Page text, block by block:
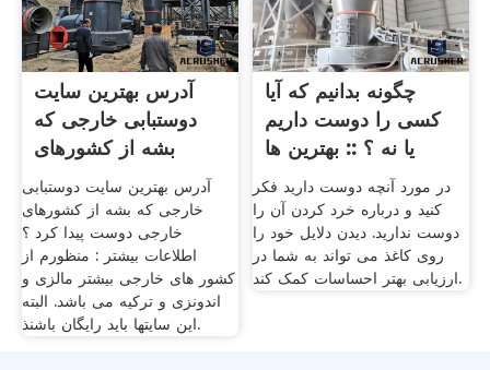
آدرس بهترین سایت
دوستبابی خارجی که
بشه از کشورهای
خارجی
آدرس بهترین سایت دوستبابی
خارجی که بشه از کشورهای
خارجی دوست پیدا کرد ؟
اطلاعات بیشتر : منظورم از
کشور های خارجی بیشتر مالزی و
اندونزی و ترکیه می باشد. البته
این سایتها باید رایگان باشنذ.
چگونه بدانیم که آیا
کسی را دوست داریم
یا نه ؟ :: بهترین ها
در مورد آنچه دوست دارید فکر
کنید و درباره خرد کردن آن را
دوست ندارید. دیدن دلایل خود را
روی کاغذ می تواند به شما در
ارزیابی بهتر احساسات کمک کند.